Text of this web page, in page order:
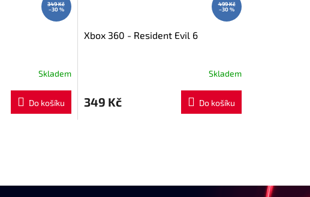
349 Kč
–30 %
Skladem
Do košíku
499 Kč
–30 %
Xbox 360 - Resident Evil 6
Skladem
349 Kč Do košíku